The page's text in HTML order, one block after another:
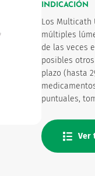
INDICACIÓN
Los Multicath
múltiples
de las veces
posibles
plazo (hasta
puntuales,
Ver